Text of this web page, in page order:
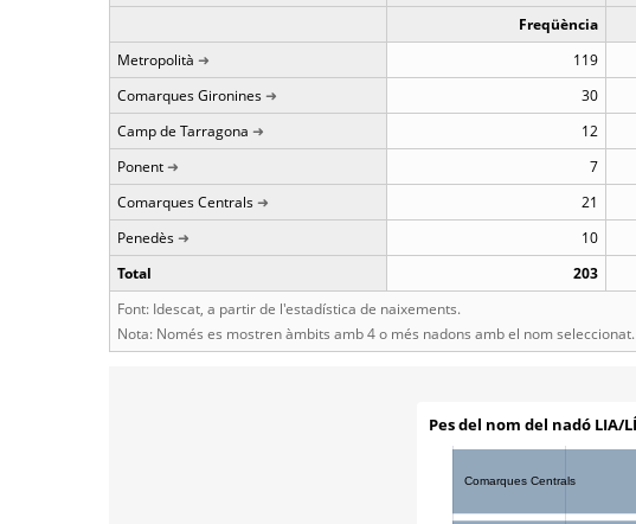
Freqüència
Metropolità
119
Comarques Gironines
30
Camp de Tarragona
12
Ponent
7
Comarques Centrals
21
Penedès
10
Total
203
Font: Idescat, a partir de l'estadística de naixements.
Nota: Només es mostren àmbits amb 4 o més nadons amb el nom seleccionat.